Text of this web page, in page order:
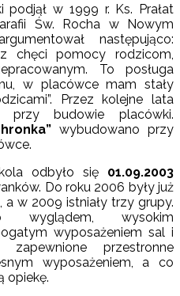
w 1999 r. Ks. Prałat
Św. Rocha w Nowym
następująco:
chęci pomocy rodzicom,
To posługa
w placówce mam stały
Przez kolejne lata
przy budowie placówki.
wybudowano przy
odbyło się 01.09.2003
Do roku 2006 były już
a w 2009 istniały trzy grupy.
wyglądem, wysokim
wyposażeniem sal i
przestronne
wyposażeniem, a co
opiekę.